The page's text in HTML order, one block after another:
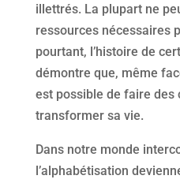
illettrés. La plupart ne
ressources nécessaires
pourtant, l’histoire de
démontre que, même
est possible de faire des
transformer sa vie.
Dans notre monde
l’alphabétisation